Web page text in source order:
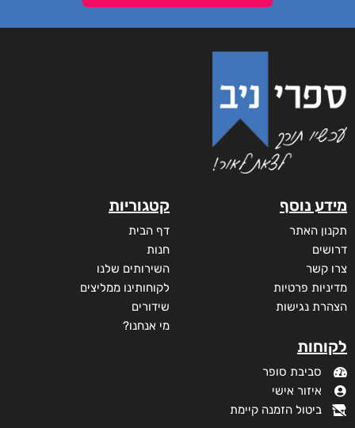
מידע נוסף
תקנון האתר
דרושים
צרו קשר
מדיניות פרטיות
הצהרת נגישות
לקוחות
סביבת סופר
איזור אישי
ביטול הזמנה קיימת
קטגוריות
דף הבית
חנות
השירותים שלנו
לקוחותינו ממליצים
שידורים
מי אנחנו?